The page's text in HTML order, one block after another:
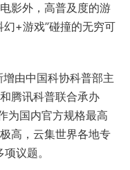
影外，高普及度的游
+游戏”碰撞的无穷可
由中国科协科普部主
腾讯科普联合承办
为国内官方规格最高
高，云集世界各地专
议题。